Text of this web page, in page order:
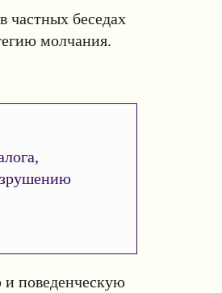
частных беседах
молчания.
поведенческую